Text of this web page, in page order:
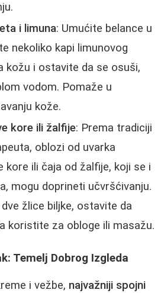
i limuna: Umućite belance u
nekoliko kapi limunovog
kožu i ostavite da se osuši,
vodom. Pomaže u
kože.
kore ili žalfije: Prema tradiciji
oblozi od uvarka
kore ili čaja od žalfije, koji se i
mogu doprineti učvršćivanju.
žlice biljke, ostavite da
koristite za obloge ili masažu.
Temelj Dobrog Izgleda
i vežbe, najvažniji spojni